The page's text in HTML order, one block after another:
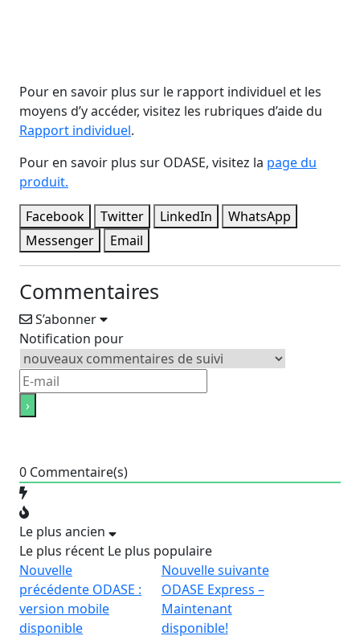
Pour en savoir plus sur le rapport individuel et les
moyens d’y accéder, visitez les rubriques d’aide du
Rapport individuel.
Pour en savoir plus sur ODASE, visitez la page du
produit.
Facebook
Twitter LinkedIn
WhatsApp
Messenger
Email
Commentaires
S’abonner
Notification pour
0 Commentaire(s)
Le plus ancien
Le plus récent Le plus populaire
Nouvelle
précédente ODASE :
version mobile
disponible
Nouvelle suivante
ODASE Express –
Maintenant
disponible!